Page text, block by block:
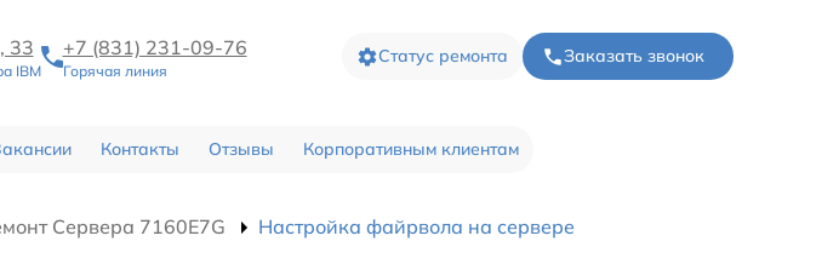
33
IBM
+7 (831) 231-09-76
Горячая линия
Статус ремонта Заказать звонок
Контакты Отзывы Корпоративным клиентам
Сервера 7160E7G Настройка файрвола на сервере